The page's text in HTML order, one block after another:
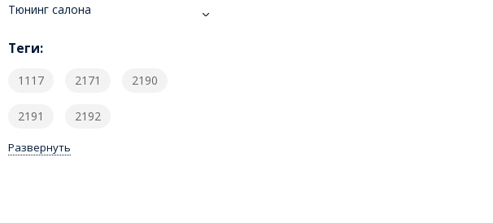
Тюнинг салона
Теги:
1117 2171 2190
2191 2192
Развернуть